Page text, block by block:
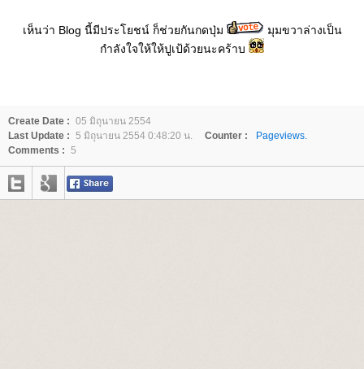
เห็นว่า Blog นี้มีประโยชน์ ก็ช่วยกันกดปุ่ม
มุมขวาล่างเป็น
กำลังใจให้ให้ปูเป้ด้วยนะคร้าบ
Create Date : 05 มิถุนายน 2554
Last Update : 5 มิถุนายน 2554 0:48:20 น. Counter :
Pageviews.
Comments : 5